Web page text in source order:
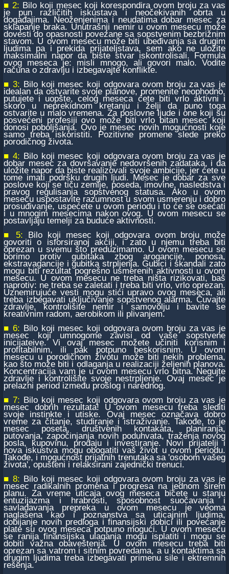
■ 2: Bilo koji mesec koji korespondira ovom broju za vas
je pun različitih iskustava i neočekivanih obrta u
događajima. Neoženjenima i neudatima dobar mesec za
sklapanje braka. Unutrašnji nemir u ovom mesecu može
dovesti do opasnosti povezane sa sopstvenim bezbrižnim
stavom. U ovom mesecu može biti ubeđivanja sa drugim
ljudima pa i prekida prijateljstava, sem ako ne uložite
maksimalni napor da biste stvar iskontrolisali. Formula
ovog meseca je: misli mnogo, ali govori malo. Vodite
računa o zdravlju i izbegavajte konflikte.
■ 3:
Bilo koji mesec koji odgovara ovom broju za vas je
idealan da ostvarite svoje planove, promenite neophodno,
putujete i uopšte, celog meseca ćete biti vrlo aktivni i
skoro u neprekidnom kretanju i želji da puno toga
ostvarite u malo vremena. Za poslovne ljude i one koji su
posvećeni profesiji ovo može biti vrlo bitan mesec koji
donosi poboljšanja. Ovo je mesec novih mogućnosti koje
samo treba iskoristiti. Pozitivne promene slede preko
porodičnog života.
■ 4:
Bilo koji mesec koji odgovara ovom broju za vas je
dobar mesec za dovršavanje nedovršenih zadataka, i da
uložite napor da biste realizovali svoje ambicije, jer ćete u
tome imati podršku drugih ljudi. Mesec je dobar za sve
poslove koji se tiču zemlje, poseda, imovine, nasledstva i
pravog regulisanja sopstvenog statusa. Ako u ovom
mesecu uspostavite razumnost u svom usmerenju i dobro
prosuđivanje, uspećete u ovom periodu i to će se osećati
i u mnogim mesecima nakon ovog. U ovom mesecu se
postavljaju temelji za buduće aktivnosti.
■ 5:
Bilo koji mesec koji odgovara ovom broju može
govoriti o isforsiranoj akciji, i zato u njemu treba biti
oprezan u svemu što preduzimamo. U ovom mesecu se
borimo protiv gubitaka zbog arogancije, ponosa,
ekstravagancije i gubitka strpljenja. Gubici i skandali zato
mogu biti rezultat pogrešno usmerenih aktivnosti u ovom
mesecu. U ovom mesecu ne treba ništa rizikovati, baš
naprotiv: ne treba se zaletati i treba biti vrlo, vrlo oprezan.
Uznemirujuće vesti mogu stići upravo ovog meseca, ali
treba izbegavati uključivanje sopstvenog alarma. Čuvajte
zdravlje, kontrolišite nemir i samovolju i bavite se
kreativnim radom, aerobikom ili plivanjem.
■ 6:
Bilo koji mesec koji odgovara ovom broju za vas je
mesec koji umnogome zavisi od vaše sopstvene
inicijateive. Vi ovaj mesec možete učiniti korisnim i
profitabilnim, ili pak potpuno beskorisnim. U ovom
mesecu u porodičnom životu može biti nekih problema,
kao što može biti i odlaganja u realizaciji željenih planova.
Koncentracija vam je u ovom mesecu vrlo bitna. Negujte
zdravlje i kontrolišite svoje nestrpljenje. Ovaj mesec je
prelazni period između prošlog i narednog.
■ 7:
Bilo koji mesec koji odgovara ovom broju za vas je
mesec dobrih rezultata! U ovom mesecu treba slediti
svoje instinkte i utiske. Ovaj mesec označava dobro
vreme za čitanje, studiranje i istraživanje. Takođe, to je
mesec poseta, društvenih kontakata, planiranja,
putovanja, započinjanja novih poduhvata, traženja novog
posla, kupovinu, prodaju i investiranje. Novi prijatelji i
nova iskustva mogu obogatiti vaš život u ovom periodu.
Takođe, i mogućnost prijatnih trenutaka sa 'osobom vašeg
života', opušteni i relaksirani zajednički trenuci.
■ 8:
Bilo koji mesec koji odgovara ovom broju za vas je
mesec radikalnih promena i progresa na jednom širem
planu. Za vreme uticaja ovog meseca bićete u stanju
entuzijazma i hrabrosti, sposobnost suočavanja i
savladavanja prepreka u ovom mesecu je veoma
naglašena kao i poznanstva sa uticajnim ljudima,
dobijanje novih predloga i finansijski dobici ili povećanje
plate su ovog meseca potpuno mogući. U ovom mesecu
se ranija finansijska ulaganja mogu isplatiti i mogu se
dobiti važna obaveštenja. U ovom mesecu treba biti
oprezan sa vatrom i sitnim povredama, a u kontaktima sa
drugim ljudima treba izbegavati primenu sile i ektremnih
rešenja.